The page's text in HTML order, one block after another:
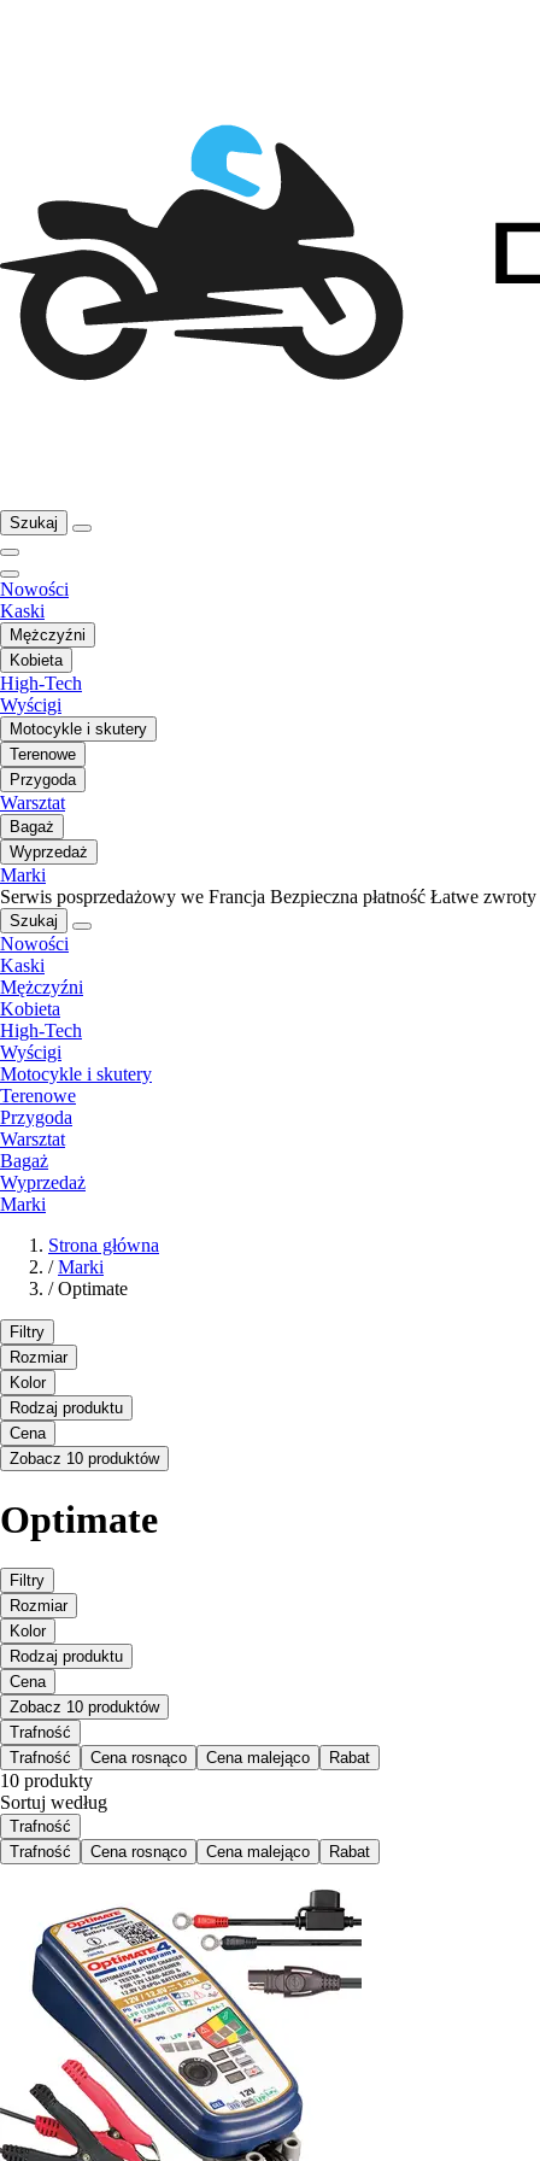
Szukaj
Nowości
Kaski
Mężczyźni
Kobieta
High-Tech
Wyścigi
Motocykle i skutery
Terenowe
Przygoda
Warsztat
Bagaż
Wyprzedaż
Marki
Serwis posprzedażowy we Francja Bezpieczna płatność Łatwe zwroty
Szukaj
Nowości
Kaski
Mężczyźni
Kobieta
High-Tech
Wyścigi
Motocykle i skutery
Terenowe
Przygoda
Warsztat
Bagaż
Wyprzedaż
Marki
Strona główna
/ Marki
/ Optimate
Filtry
Rozmiar
Kolor
Rodzaj produktu
Cena
Zobacz 10 produktów
Optimate
Filtry
Rozmiar
Kolor
Rodzaj produktu
Cena
Zobacz 10 produktów
Trafność
Trafność
Cena rosnąco Cena malejąco Rabat
10 produkty
Sortuj według
Trafność
Trafność
Cena rosnąco Cena malejąco Rabat